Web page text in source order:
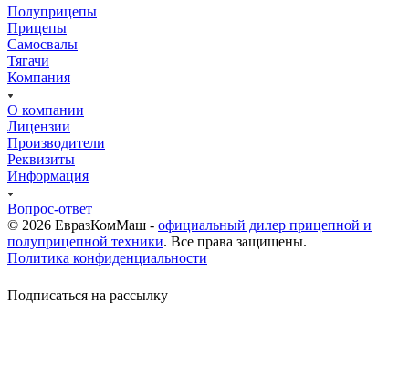
Полуприцепы
Прицепы
Самосвалы
Тягачи
Компания
О компании
Лицензии
Производители
Реквизиты
Информация
Вопрос-ответ
© 2026 ЕвразКомМаш - официальный дилер прицепной и
полуприцепной техники. Все права защищены.
Политика конфиденциальности
Подписаться на рассылку